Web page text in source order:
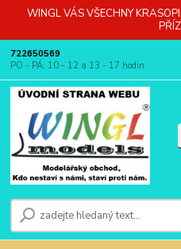
WINGL VÁS VŠECHNY
722650569
PO - PÁ: 10 - 12 a 13 - 17 hodin